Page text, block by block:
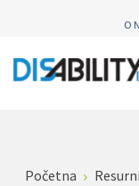
O
Početna